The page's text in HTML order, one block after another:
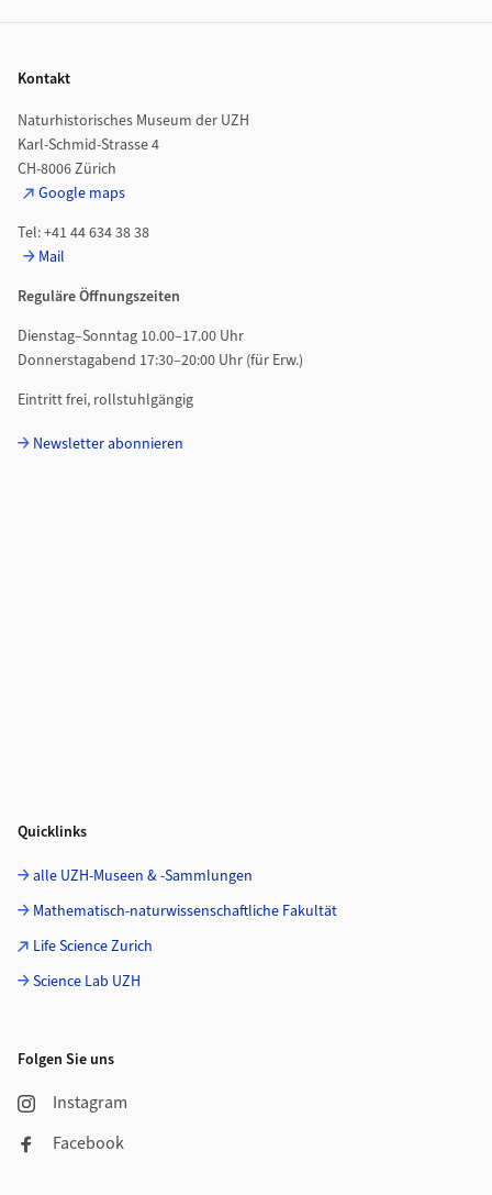
Kontakt
Naturhistorisches Museum der UZH
Karl-Schmid-Strasse 4
CH-8006 Zürich
Google maps
Tel: +41 44 634 38 38
Mail
Reguläre Öffnungszeiten
Dienstag–Sonntag 10.00–17.00 Uhr
Donnerstagabend 17:30–20:00 Uhr (für Erw.)
Eintritt frei, rollstuhlgängig
Newsletter abonnieren
Quicklinks
alle UZH-Museen & -Sammlungen
Mathematisch-naturwissenschaftliche Fakultät
Life Science Zurich
Science Lab UZH
Folgen Sie uns
Instagram
Facebook